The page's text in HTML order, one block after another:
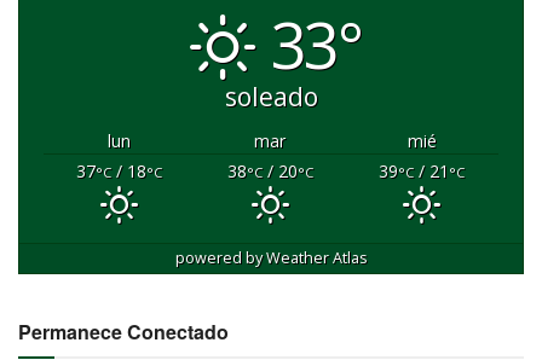
33°
soleado
lun mar
mié
37°C/ 18°C 38°C/ 20°C 39°C/ 21 °C
powered byWeather Atlas
Permanece Conectado